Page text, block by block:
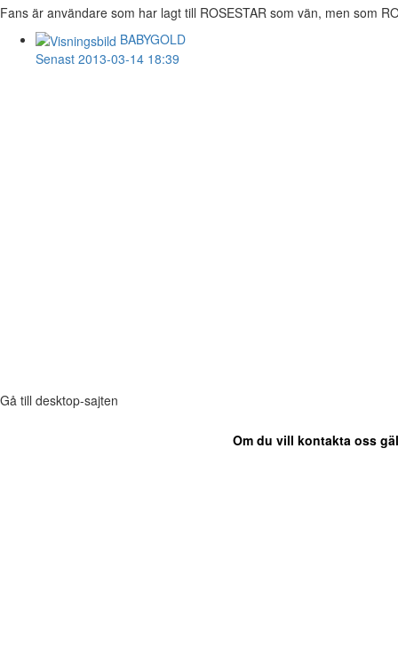
Fans är användare som har lagt till ROSESTAR som vän, men som
BABYGOLD
Senast 2013-03-14 18:39
Gå till desktop-sajten
Om du vill kontakta oss